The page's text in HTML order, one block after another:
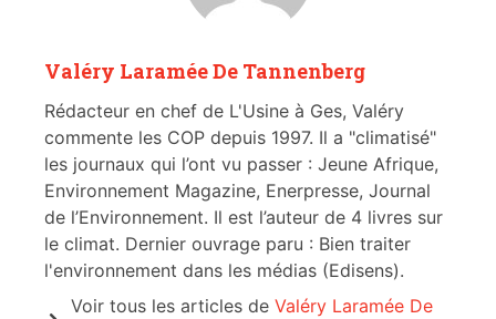
Valéry Laramée De Tannenberg
Rédacteur en chef de L'Usine à Ges, Valéry
commente les COP depuis 1997. Il a "climatisé"
les journaux qui l’ont vu passer : Jeune Afrique,
Environnement Magazine, Enerpresse, Journal
de l’Environnement. Il est l’auteur de 4 livres sur
le climat. Dernier ouvrage paru : Bien traiter
l'environnement dans les médias (Edisens).
Voir tous les articles de Valéry Laramée De